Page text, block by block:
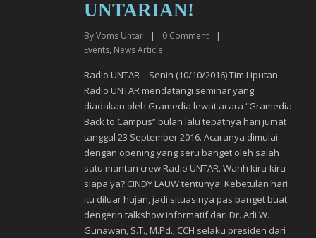
UNTARIAN!
ByVoms Untar | 0 Comment
|
Events, News Article
Radio UNTAR – Senin (10/10/2016) Tim Liputan
Radio UNTAR mendatangi seminar yang
diadakan oleh Gramedia lewat acara “Gramedia
Back to Campus” bulan lalu tepatnya hari jumat
tanggal 23 September 2016. Acaranya dimulai
dengan opening yang seru banget oleh salah
satu mantan crew Radio UNTAR. Wahh kira-kira
siapa ya? CINDY LAUW tentunya! Kebetulan hari
itu diluar hujan, jadi situasinya pas banget buat
dengerin talkshow informatif dari Dr. Adi W.
Gunawan, S.T., M.Pd., CCH selaku presiden dari